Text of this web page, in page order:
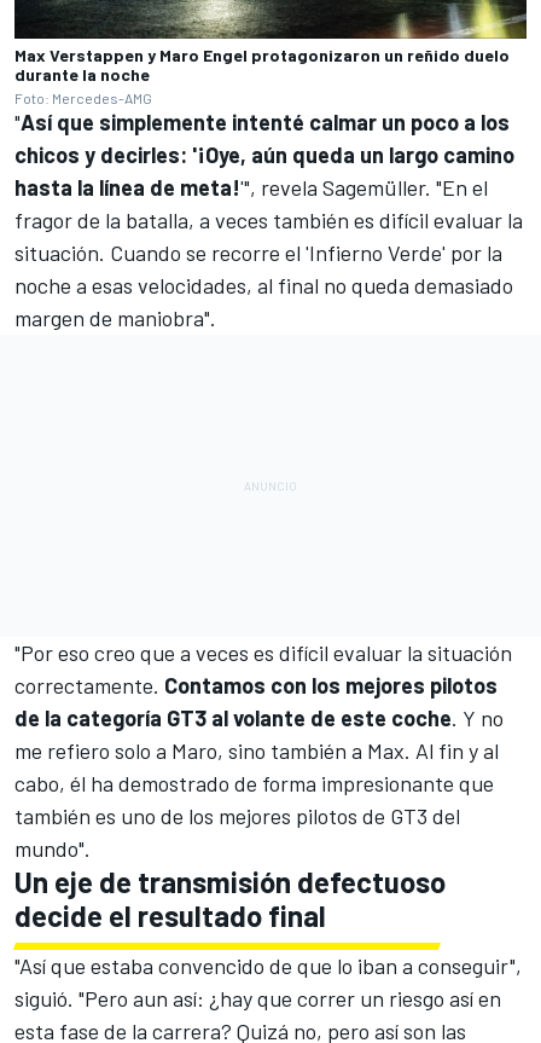
Max Verstappen y Maro Engel protagonizaron un reñido duelo
durante la noche
Foto: Mercedes-AMG
"Así que simplemente intenté calmar un poco a los
chicos y decirles: '¡Oye, aún queda un largo camino
hasta la línea de meta!'", revela Sagemüller. "En el
fragor de la batalla, a veces también es difícil evaluar la
situación. Cuando se recorre el 'Infierno Verde' por la
noche a esas velocidades, al final no queda demasiado
margen de maniobra".
"Por eso creo que a veces es difícil evaluar la situación
correctamente. Contamos con los mejores pilotos
de la categoría GT3 al volante de este coche. Y no
me refiero solo a Maro, sino también a Max. Al fin y al
cabo, él ha demostrado de forma impresionante que
también es uno de los mejores pilotos de GT3 del
mundo".
Un eje de transmisión defectuoso
decide el resultado final
"Así que estaba convencido de que lo iban a conseguir",
siguió. "Pero aun así: ¿hay que correr un riesgo así en
esta fase de la carrera? Quizá no, pero así son las